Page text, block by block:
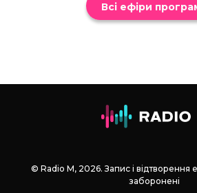
Всі ефіри
© Radio М, 2026. Запис і відтворення
заборонені